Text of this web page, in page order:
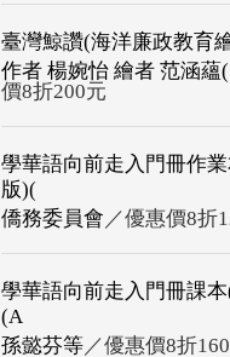
臺灣鯨讚(海洋廉政教育
作者 楊婉怡 繪者 范涵蘊
價8折200元
學華語向前走入門冊作
版)(
僑務委員會 ／優惠價8折
學華語向前走入門冊課
(A
孫懿芬等／優惠價8折